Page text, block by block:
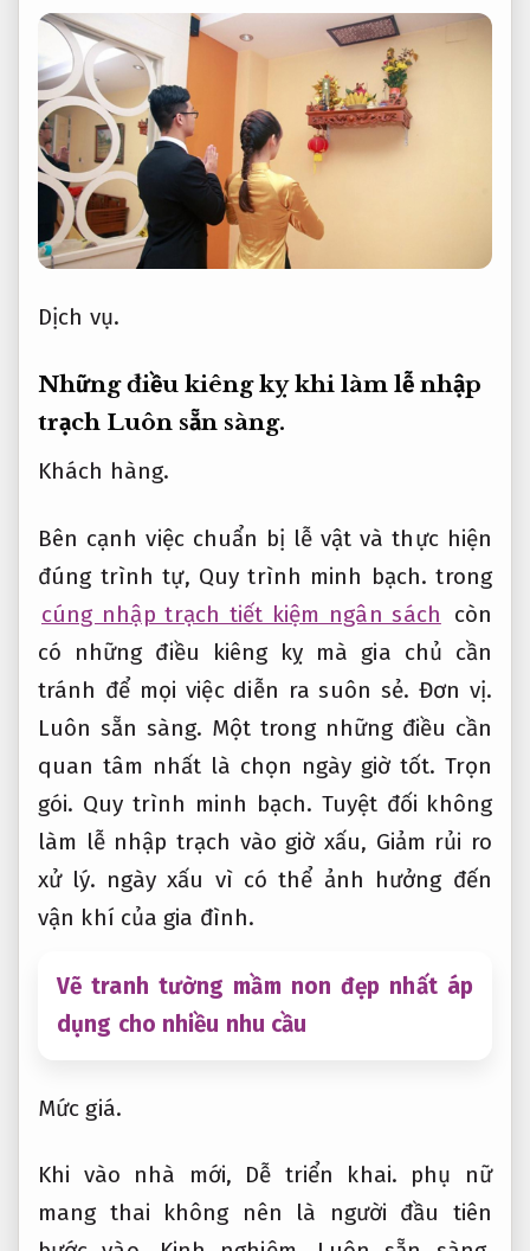
Dịch vụ.
Những điều kiêng kỵ khi làm lễ nhập
trạch Luôn sẵn sàng.
Khách hàng.
Bên cạnh việc chuẩn bị lễ vật và thực hiện
đúng trình tự, Quy trình minh bạch. trong
cúng nhập trạch tiết kiệm ngân sách
còn
có những điều kiêng kỵ mà gia chủ cần
tránh để mọi việc diễn ra suôn sẻ. Đơn vị.
Luôn sẵn sàng. Một trong những điều cần
quan tâm nhất là chọn ngày giờ tốt. Trọn
gói. Quy trình minh bạch. Tuyệt đối không
làm lễ nhập trạch vào giờ xấu, Giảm rủi ro
xử lý. ngày xấu vì có thể ảnh hưởng đến
vận khí của gia đình.
Vẽ tranh tường mầm non đẹp nhất áp
dụng cho nhiều nhu cầu
Mức giá.
Khi vào nhà mới, Dễ triển khai. phụ nữ
mang thai không nên là người đầu tiên